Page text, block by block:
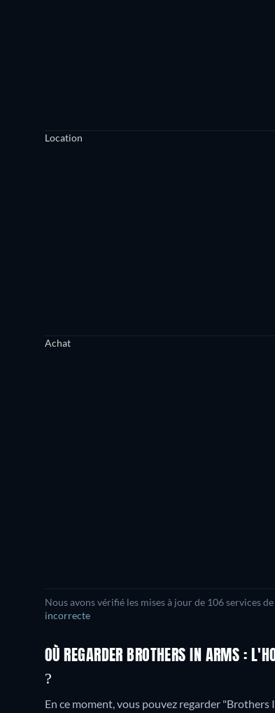
Location
Achat
Nous avons vérifié les mises à jour de 106 services
incorrecte
OÙ REGARDER BROTHERS IN ARMS :
?
En ce moment, vous pouvez regarder